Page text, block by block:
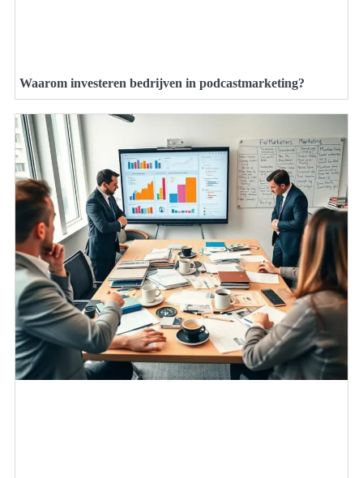
Waarom investeren bedrijven in podcastmarketing?